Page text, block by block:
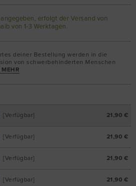
erfolgt der Versand von
von 1-3 Werktagen.
deiner Bestellung werden in die
von schwerbehinderten Menschen
MEHR
[Verfügbar] 21,90 €
[Verfügbar] 21,90 €
[Verfügbar] 21,90 €
[Verfügbar] 21,90 €